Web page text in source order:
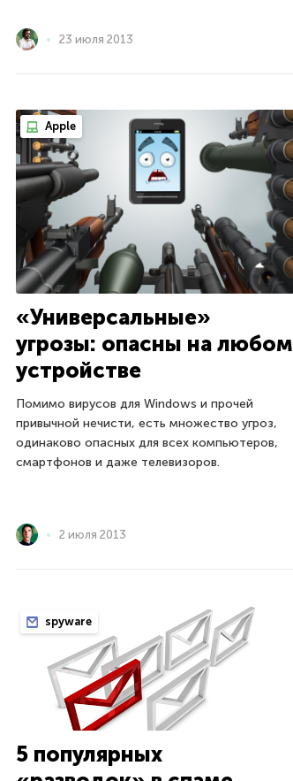
23 июля 2013
Apple
«Универсальные»
угрозы: опасны на любом
устройстве
Помимо вирусов для Windows и прочей
привычной нечисти, есть множество угроз,
одинаково опасных для всех компьютеров,
смартфонов и даже телевизоров.
2 июля 2013
spyware
5 популярных